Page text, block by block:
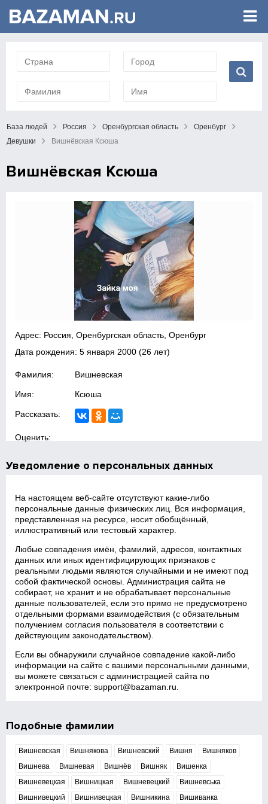
База людей Россия Оренбургская область
Оренбург
Девушки
Вишнёвская Ксюша
Вишнёвская Ксюша
Адрес: Россия, Оренбургская область, Оренбург
Дата рождения:5 января 2000 (26 лет)
Фамилия: Вишневская
Имя: Ксюша
Рассказать:
Оценить:
Уведомление о персональных данных
На настоящем веб‑сайте отсутствуют какие‑либо
персональные данные физических лиц. Вся информация,
представленная на ресурсе, носит обобщённый,
иллюстративный или тестовый характер.
Любые совпадения имён, фамилий, адресов, контактных
данных или иных идентифицирующих признаков с
реальными людьми являются случайными и не имеют под
собой фактической основы. Администрация сайта не
собирает, не хранит и не обрабатывает персональные
данные пользователей, если это прямо не предусмотрено
отдельными формами взаимодействия (с обязательным
получением согласия пользователя в соответствии с
действующим законодательством).
Если вы обнаружили случайное совпадение какой‑либо
информации на сайте с вашими персональными данными,
вы можете связаться с администрацией сайта по
электронной почте:support@bazaman.ru
Подобные фамилии
Вишневская Вишнякова Вишневский Вишня
Вишняков
Вишнева
Вишневая Вишнёв Вишняк
Вишенка
Вишневецкая
Вишницкая Вишневецкий
Вишневська
Вишнивецкий
Вишнивецкая Вишникина Вишиванка